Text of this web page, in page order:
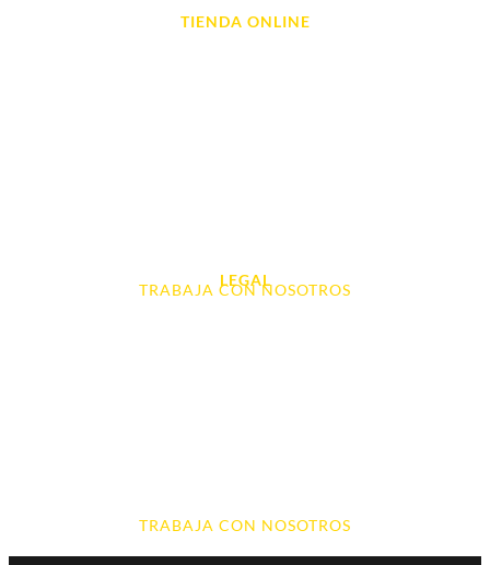
TIENDA ONLINE
LEGAL
TRABAJA CON NOSOTROS
TRABAJA CON NOSOTROS